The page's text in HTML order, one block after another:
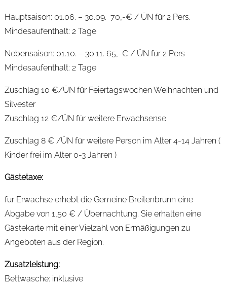
Hauptsaison: 01.06. – 30.09. 70,-€ / ÜN für 2 Pers.
Mindesaufenthalt: 2 Tage
Nebensaison: 01.10. – 30.11. 65,-€ / ÜN für 2 Pers
Mindesaufenthalt: 2 Tage
Zuschlag 10 €/ÜN für Feiertagswochen Weihnachten und
Silvester
Zuschlag 12 €/ÜN für weitere Erwachsense
Zuschlag 8 € /ÜN für weitere Person im Alter 4-14 Jahren (
Kinder frei im Alter 0-3 Jahren )
Gästetaxe:
für Erwachse erhebt die Gemeine Breitenbrunn eine
Abgabe von 1,50 € / Übernachtung. Sie erhalten eine
Gästekarte mit einer Vielzahl von Ermäßigungen zu
Angeboten aus der Region.
Zusatzleistung:
Bettwäsche: inklusive